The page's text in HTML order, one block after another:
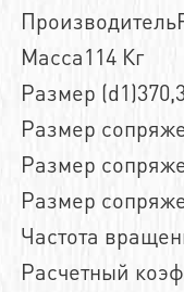
Масса114 Кг
Размер
Размер
Размер
Размер
Частота
Расчетный